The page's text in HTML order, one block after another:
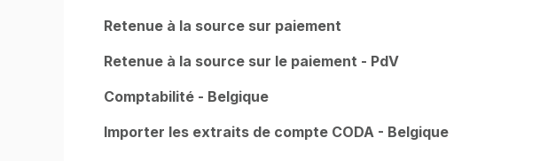
Retenue à la source sur paiement
Retenue à la source sur le paiement - PdV
Comptabilité - Belgique
Importer les extraits de compte CODA - Belgique